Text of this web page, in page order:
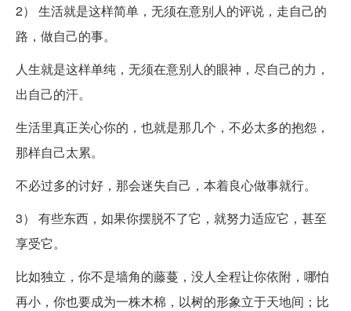
2） 生活就是这样简单，无须在意别人的评说，走自己的
路，做自己的事。
人生就是这样单纯，无须在意别人的眼神，尽自己的力，
出自己的汗。
生活里真正关心你的，也就是那几个，不必太多的抱怨，
那样自己太累。
不必过多的讨好，那会迷失自己，本着良心做事就行。
3） 有些东西，如果你摆脱不了它，就努力适应它，甚至
享受它。
比如独立，你不是墙角的藤蔓，没人全程让你依附，哪怕
再小，你也要成为一株木棉，以树的形象立于天地间；比